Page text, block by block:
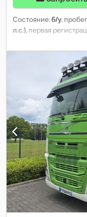
Состояние:б/у,
л.с.) , первая
,
автоматический,
кондиционер,
программа